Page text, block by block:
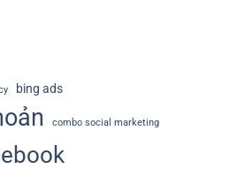
bing ads
combo social marketing